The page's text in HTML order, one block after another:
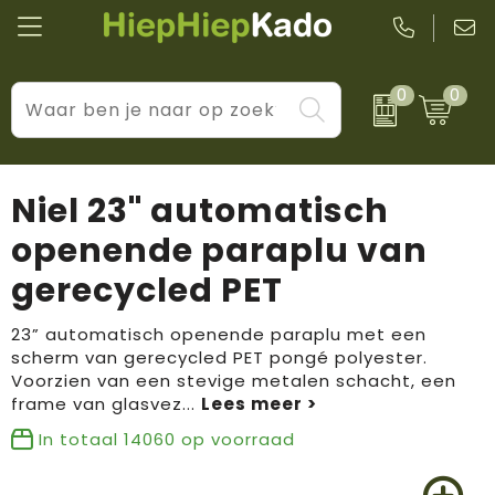
0 0
Kantoor & schrijfwaren
Wellness & verzorging
Tassen & reizen
Huis, tuin & keuken
Elektronica & gadgets
Kleding & accessoires
Levensstijl
Prijs & impact
BIC
Brandflavours
Camelbak
Janzen
JBL
Niel 23" automatisch
openende paraplu van
gerecycled PET
23” automatisch openende paraplu met een
scherm van gerecycled PET pongé polyester.
Voorzien van een stevige metalen schacht, een
frame van glasvez...
In totaal 14060 op voorraad